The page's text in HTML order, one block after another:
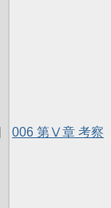
006 第Ⅴ章 考察